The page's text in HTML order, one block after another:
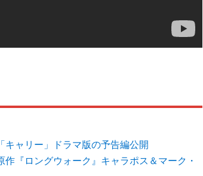
ャリー」ドラマ版の予告編公開
『ロングウォーク』キャラポス＆マーク・